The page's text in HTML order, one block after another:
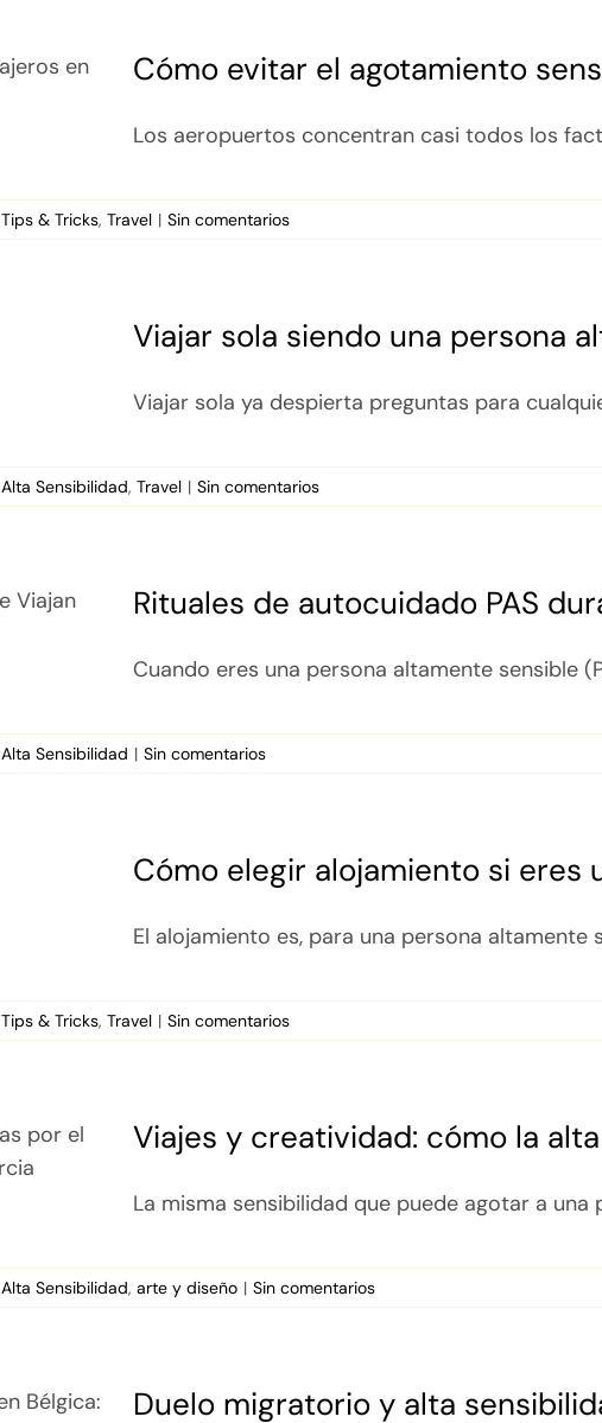
Cómo evitar el agotamiento
Los aeropuertos concentran casi todos los
Tips & Tricks,Travel | Sin comentarios
Viajar sola siendo una persona
Viajar sola ya despierta preguntas para
Alta Sensibilidad,Travel | Sin comentarios
Rituales de autocuidado PAS
Cuando eres una persona altamente sensible
Alta Sensibilidad | Sin comentarios
Cómo elegir alojamiento si eres
El alojamiento es, para una persona altamente
Tips & Tricks,Travel | Sin comentarios
Viajes y creatividad: cómo la
La misma sensibilidad que puede agotar a una
Alta Sensibilidad,arte y diseño | Sin comentarios
Duelo migratorio y alta